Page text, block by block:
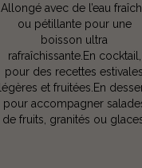
Allongé avec de l’eau
ou pétillante pour une
boisson ultra
rafraîchissante.En cocktail,
pour des recettes estivales
légères et fruitées.En
pour accompagner
de fruits, granités ou